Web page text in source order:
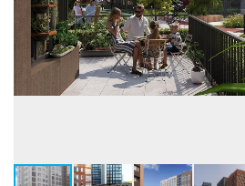
Застройщик
Бренд
Телефон консультанта
ООО
4D